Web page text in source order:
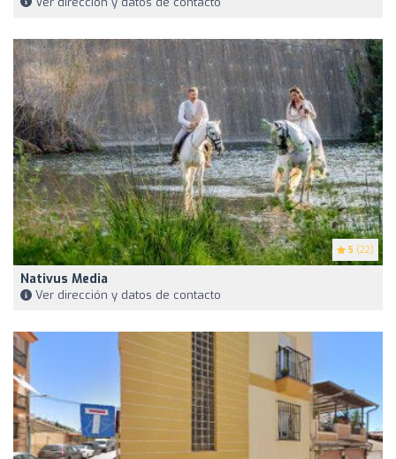
5 (22)
Nativus Media
Ver dirección y datos de contacto